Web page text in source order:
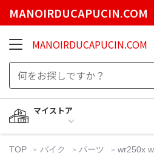
MANOIRDUCAPUCIN.COM
MANOIRDUCAPUCIN.COM
マイストア
TOP バイク パーツ
wr250x